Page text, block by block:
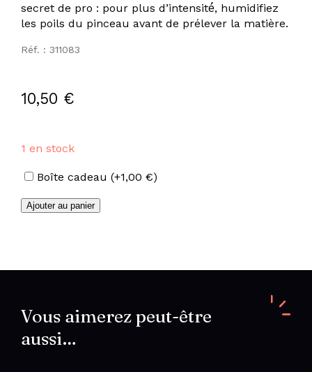
secret de pro : pour plus d’intensité́, humidifiez
les poils du pinceau avant de prélever la matière.
Réf. : 311083
10,50 €
1 en stock
Options
Boîte cadeau (+1,00 €)
quantité
brun
Ajouter au panier
Vous aimerez peut-être
aussi…